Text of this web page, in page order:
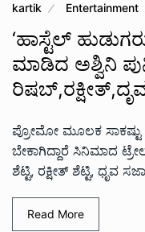
kartik Entertainment
‘ಹಾಸ್ಟೆಲ್
ಮಾಡಿದ ಅಶ್ವಿನಿ
ಪ್ರೋಮೋ ಮೂಲಕ ಸಾಕಷ್ಟು
ಬೇಕಾಗಿದ್ದಾರೆ ಸಿನಿಮಾದ
ಶೆಟ್ಟಿ, ರಕ್ಷೀತ್ ಶೆಟ್ಟಿ, ಧೃವ
Read More